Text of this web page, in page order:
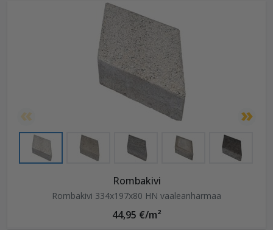
Rombakivi
Rombakivi 334x197x80 HN vaaleanharmaa
44,95 €/m²